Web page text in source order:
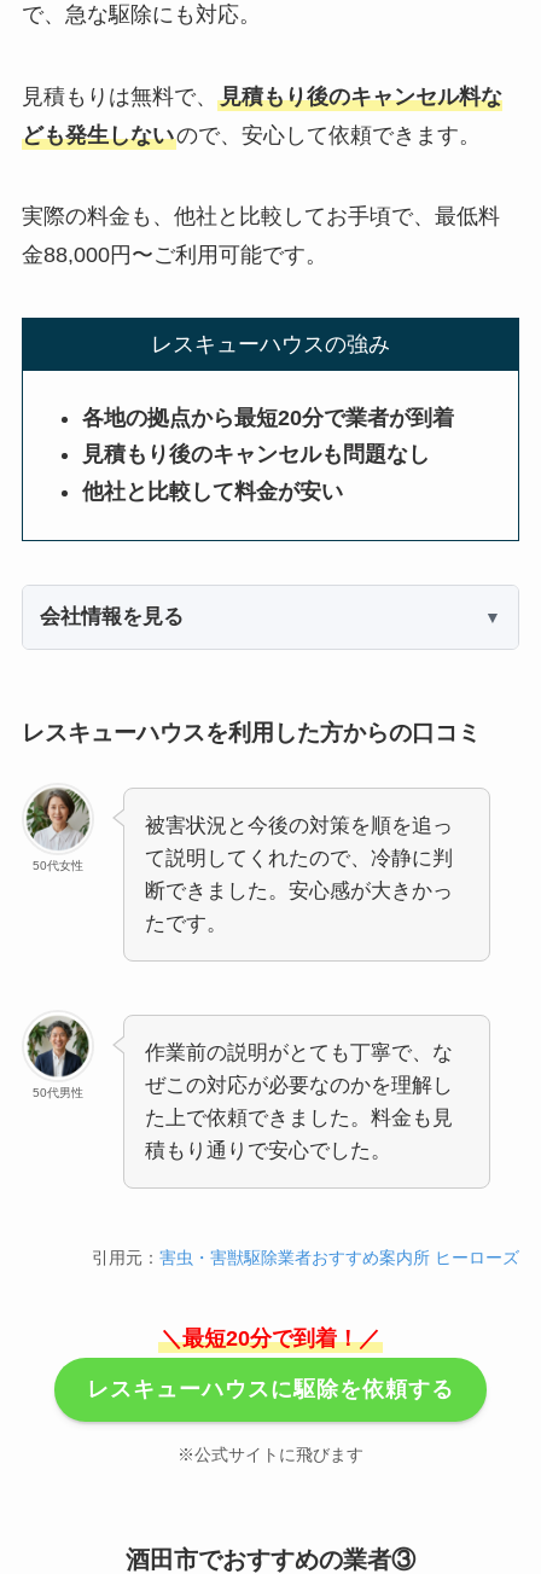
で、急な駆除にも対応。
見積もりは無料で、 見積もり後のキャンセル料な
ども発生しないので、安心して依頼できます。
実際の料金も、他社と比較してお手頃で、最低料
金88,000円〜ご利用可能です。
レスキューハウスの強み
各地の拠点から最短20分で業者が到着
見積もり後のキャンセルも問題なし
他社と比較して料金が安い
会社情報を見る
レスキューハウスを利用した方からの口コミ
50代女性
被害状況と今後の対策を順を追っ
て説明してくれたので、冷静に判
断できました。安心感が大きかっ
たです。
50代男性
作業前の説明がとても丁寧で、な
ぜこの対応が必要なのかを理解し
た上で依頼できました。料金も見
積もり通りで安心でした。
引用元：害虫・害獣駆除業者おすすめ案内所 ヒーローズ
＼最短20分で到着！／
レスキューハウスに駆除を依頼する
※公式サイトに飛びます
酒田市でおすすめの業者③